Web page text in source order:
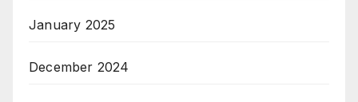
January 2025
December 2024